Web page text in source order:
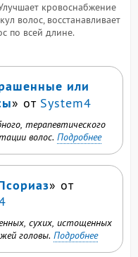
кровоснабжение
волос, восстанавливает
по всей длине.
или
» от System4
терапевтического
волос. Подробнее
» от
сухих, истощенных
головы. Подробнее